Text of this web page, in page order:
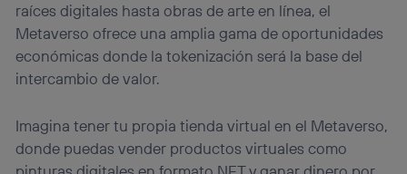
raíces digitales hasta obras de arte en línea, el
Metaverso ofrece una amplia gama de oportunidades
económicas donde la tokenización será la base del
intercambio de valor.
Imagina tener tu propia tienda virtual en el Metaverso,
donde puedas vender productos virtuales como